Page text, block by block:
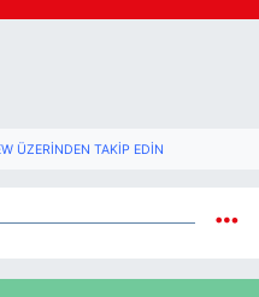
ÜZERINDEN TAKIP EDIN